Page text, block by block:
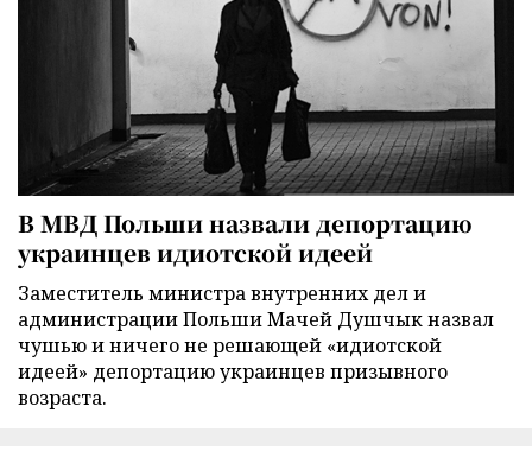
В МВД Польши назвали депортацию
украинцев идиотской идеей
Заместитель министра внутренних дел и
администрации Польши Мачей Душчык назвал
чушью и ничего не решающей «идиотской
идеей» депортацию украинцев призывного
возраста.